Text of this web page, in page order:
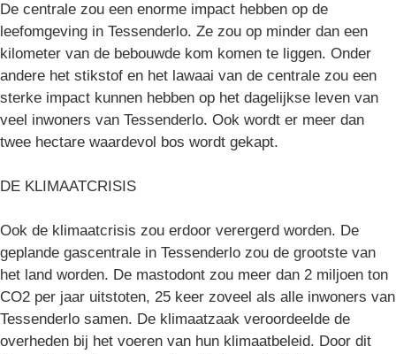
De centrale zou een enorme impact hebben op de
leefomgeving in Tessenderlo. Ze zou op minder dan een
kilometer van de bebouwde kom komen te liggen. Onder
andere het stikstof en het lawaai van de centrale zou een
sterke impact kunnen hebben op het dagelijkse leven van
veel inwoners van Tessenderlo. Ook wordt er meer dan
twee hectare waardevol bos wordt gekapt.
DE KLIMAATCRISIS
Ook de klimaatcrisis zou erdoor verergerd worden. De
geplande gascentrale in Tessenderlo zou de grootste van
het land worden. De mastodont zou meer dan 2 miljoen ton
CO2 per jaar uitstoten, 25 keer zoveel als alle inwoners van
Tessenderlo samen. De klimaatzaak veroordeelde de
overheden bij het voeren van hun klimaatbeleid. Door dit